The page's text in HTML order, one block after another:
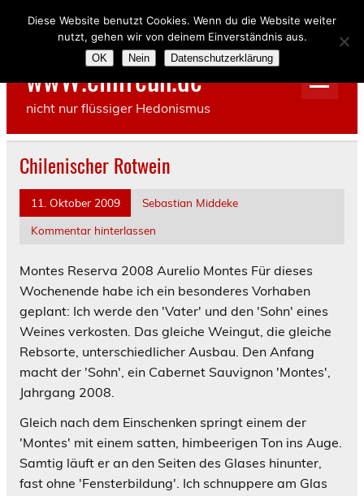
wwW.einfreun.de
nicht nur flüssiger Hedonismus
Chilenischer Rotwein
11. Oktober 2009
Sebastian Middeke
Kommentar hinterlassen
Montes Reserva 2008 Aurelio Montes Für dieses
Wochenende habe ich ein besonderes Vorhaben
geplant: Ich werde den 'Vater' und den 'Sohn' eines
Weines verkosten. Das gleiche Weingut, die gleiche
Rebsorte, unterschiedlicher Ausbau. Den Anfang
macht der 'Sohn', ein Cabernet Sauvignon 'Montes',
Jahrgang 2008.
Gleich nach dem Einschenken springt einem der
'Montes' mit einem satten, himbeerigen Ton ins Auge.
Samtig läuft er an den Seiten des Glases hinunter,
fast ohne 'Fensterbildung'. Ich schnuppere am Glas
Diese Website benutzt Cookies. Wenn du die Website weiter
nutzt, gehen wir von deinem Einverständnis aus.
OK Nein Datenschutzerklärung